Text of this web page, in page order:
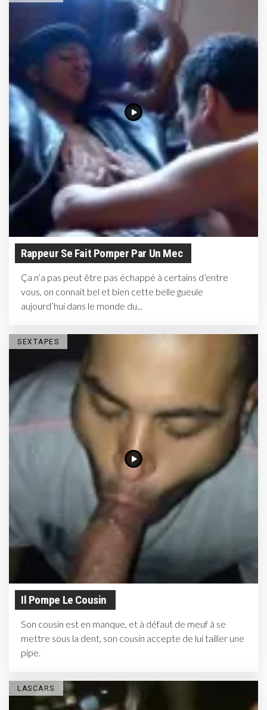
Rappeur Se Fait Pomper Par Un Mec
Ça n’a pas peut être pas échappé à certains d’entre
vous, on connait bel et bien cette belle gueule
aujourd’hui dans le monde du...
SEXTAPES
Il Pompe Le Cousin
Son cousin est en manque, et à défaut de meuf à se
mettre sous la dent, son cousin accepte de lui tailler une
pipe.
LASCARS